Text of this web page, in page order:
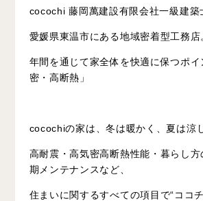
cocochi 藤岡萬建設有限会社一級建築
愛媛県東温市にある地域密着型工務店
年間を通じて家全体を快適に保つポ
密・高断熱」
cocochiの家は、冬は暖かく、夏は涼
高耐震・高気密高断熱性能・暮らし
期メンテナンスなど、
住まいに関するすべての項目で“ココ